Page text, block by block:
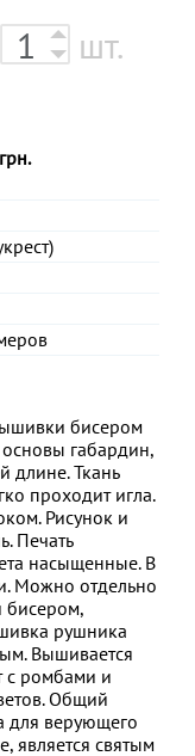
шт.
бисером
габардин,
длине. Ткань
проходит игла.
Рисунок и
Печать
насыщенные. В
Можно отдельно
бисером,
рушника
Вышивается
с ромбами и
Общий
для верующего
является святым